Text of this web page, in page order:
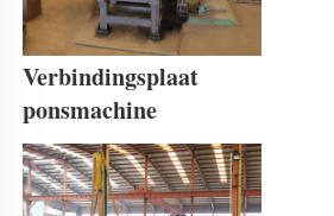
Verbindingsplaat
ponsmachine